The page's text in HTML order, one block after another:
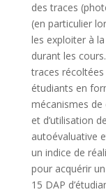
des traces
(en particulier
les exploiter à
durant les
traces
étudiants en
mécanismes
et d’utilisation
autoévaluative
un indice de
pour acquérir
15 DAP